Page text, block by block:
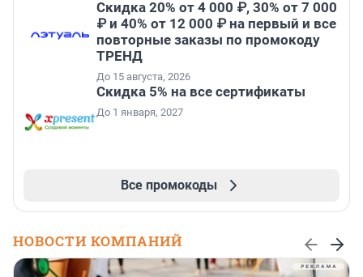
Скидка 20% от 4 000 ₽, 30% от 7 000
₽ и 40% от 12 000 ₽ на первый и все
повторные заказы по промокоду
ТРЕНД
До 15 августа, 2026
Скидка 5% на все сертификаты
До 1 января, 2027
Все промокоды
НОВОСТИ КОМПАНИЙ